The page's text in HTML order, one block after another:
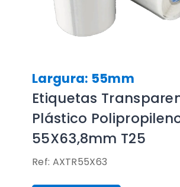
Largura: 55mm
Etiquetas
Plástico
55X63,8mm T25
Ref: AXTR55X63